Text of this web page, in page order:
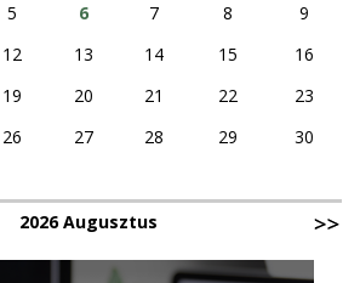
5 6 7 8
9
12 13 14 15
16
19 20 21 22
23
26 27 28 29
30
2026 Augusztus